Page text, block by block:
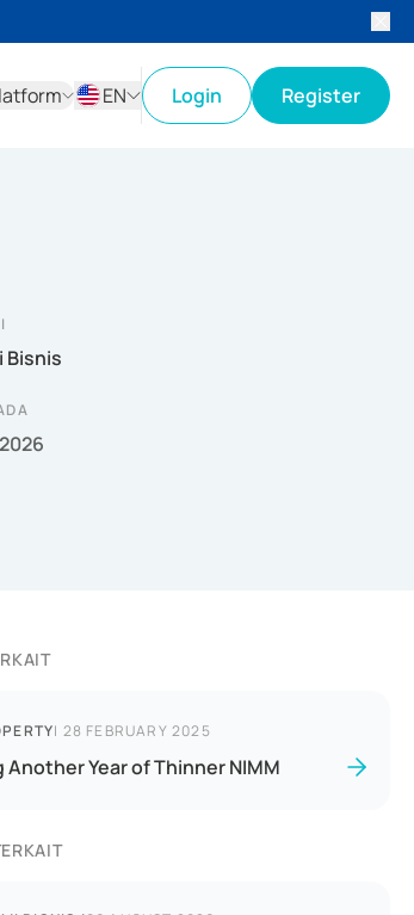
EN
Login Register
Bisnis
| 28 FEBRUARY 2025
Another Year of Thinner NIMM